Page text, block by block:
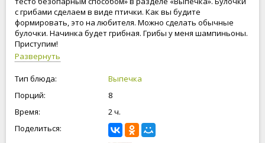
с грибами сделаем в виде птички. Как вы будите
формировать, это на любителя. Можно сделать обычные
булочки. Начинка будет грибная. Грибы у меня шампиньоны.
Приступим!
Развернуть
Тип блюда:
Выпечка
Порций:
8
Время:
2 ч.
Поделиться: